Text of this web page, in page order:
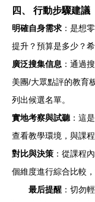
四、 行動步驟建議
明確自身需求 ：是想
提升？預算是多少？
廣泛搜集信息 ：通過
美團/大眾點評的教育
列出候選名單。
實地考察與試聽 ：這
查看教學環境，與課
對比與決策 ：從課程
個維度進行綜合比較
最后提醒 ：切勿